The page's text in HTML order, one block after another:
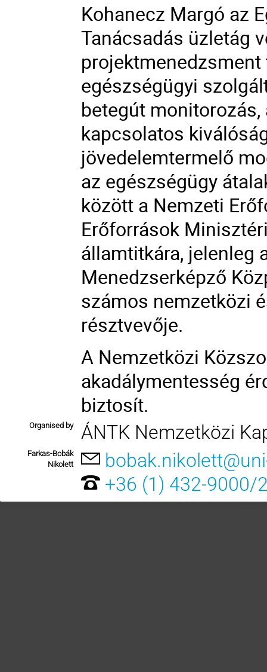
Kohanecz Margó az
Tanácsadás üzletág
egészségügyi
betegút
kapcsolatos
jövedelemtermelő
az egészségügy
között a Nemzeti
Erőforrások
államtitkára, jelenleg
Menedzserképző
számos nemzetközi
résztvevője.
A Nemzetközi
akadálymentesség
biztosít.
Organised by ÁNTK Nemzetközi
Farkas-Bobák
Nikolett
+36 (1) 432-9000/